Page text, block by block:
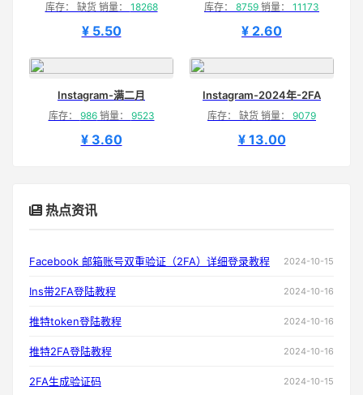
库存： 缺货 销量： 18268
¥ 5.50
库存： 8759 销量： 11173
¥ 2.60
Instagram-满二月
库存： 986销量： 9523
¥ 3.60
Instagram-2024年-2FA
库存： 缺货 销量： 9079
¥ 13.00
热点资讯
Facebook 邮箱账号双重验证（2FA）详细登录教程 2024-10-15
Ins带2FA登陆教程 2024-10-16
推特token登陆教程 2024-10-16
推特2FA登陆教程 2024-10-16
2FA生成验证码 2024-10-15